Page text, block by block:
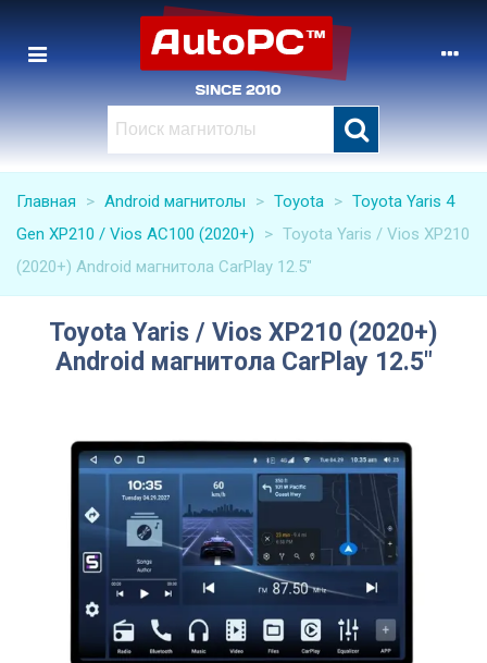
Главная > Android магнитолы > Toyota > Toyota Yaris 4
Gen XP210 / Vios AC100 (2020+)
> Toyota Yaris / Vios XP210
(2020+) Android магнитола CarPlay 12.5"
Toyota Yaris / Vios XP210 (2020+)
Android магнитола CarPlay 12.5"